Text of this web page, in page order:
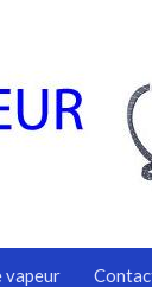
vapeur